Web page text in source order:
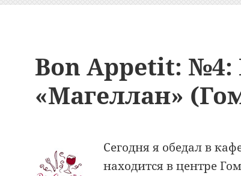
Bon Appetit: №4:
«Магеллан»
Сегодня я обедал в
находится в центре